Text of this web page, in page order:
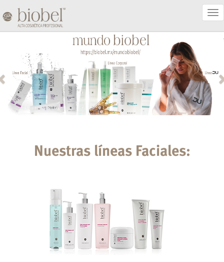
Nuestras líneas Faciales: